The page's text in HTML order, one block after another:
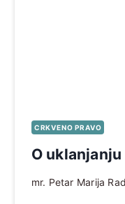
CRKVENO PRAVO
O
mr. Petar Marija